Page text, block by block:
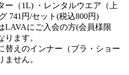
ー（1L) ・レンタルウエア（上
741円/セット(税込800円)
LAVAにご入会の方(会員様限
ります。
替えのインナー（ブラ・ショー
ません。